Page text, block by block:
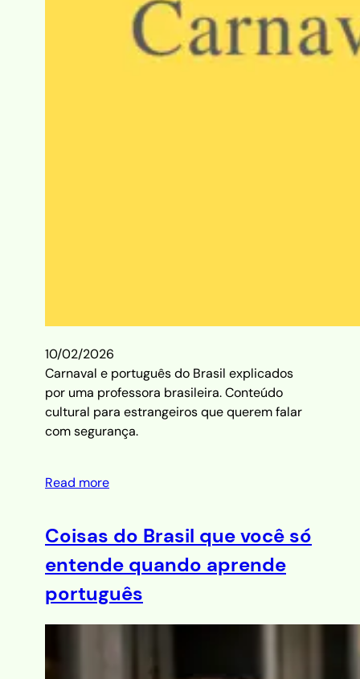
10/02/2026
Carnaval e português do Brasil explicados
por uma professora brasileira. Conteúdo
cultural para estrangeiros que querem falar
com segurança.
Read more
Coisas do Brasil que você só
entende quando aprende
português